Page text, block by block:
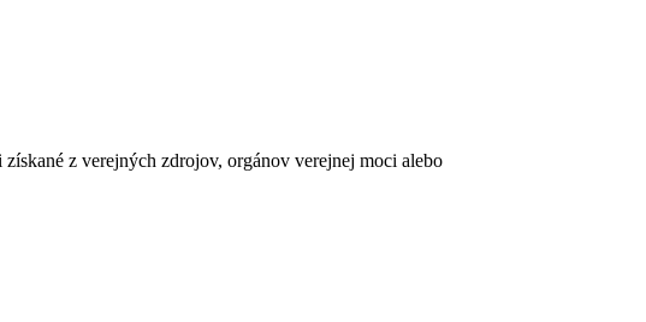
z verejných zdrojov, orgánov verejnej moci alebo